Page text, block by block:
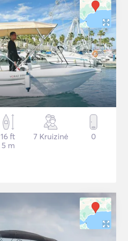
16 ft
5 m
7 Kruizinė 0